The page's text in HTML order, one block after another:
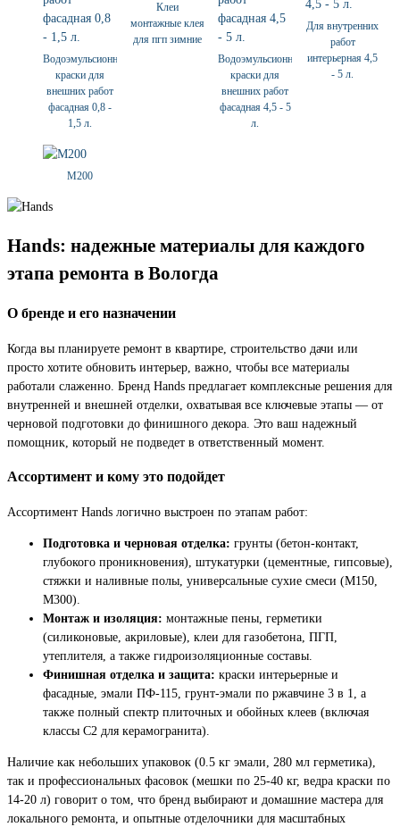
Водоэмульсионные
краски для
внешних работ
фасадная 0,8 -
1,5 л.
Клеи
монтажные клея
для пгп зимние
Водоэмульсионные
краски для
внешних работ
фасадная 4,5 - 5
л.
Для внутренних
работ
интерьерная 4,5
- 5 л.
М200
Hands: надежные материалы для каждого
этапа ремонта в Вологда
О бренде и его назначении
Когда вы планируете ремонт в квартире, строительство дачи или
просто хотите обновить интерьер, важно, чтобы все материалы
работали слаженно. Бренд Hands предлагает комплексные решения для
внутренней и внешней отделки, охватывая все ключевые этапы — от
черновой подготовки до финишного декора. Это ваш надежный
помощник, который не подведет в ответственный момент.
Ассортимент и кому это подойдет
Ассортимент Hands логично выстроен по этапам работ:
Подготовка и черновая отделка: грунты (бетон-контакт,
глубокого проникновения), штукатурки (цементные, гипсовые),
стяжки и наливные полы, универсальные сухие смеси (М150,
М300).
Монтаж и изоляция: монтажные пены, герметики
(силиконовые, акриловые), клеи для газобетона, ПГП,
утеплителя, а также гидроизоляционные составы.
Финишная отделка и защита: краски интерьерные и
фасадные, эмали ПФ-115, грунт-эмали по ржавчине 3 в 1, а
также полный спектр плиточных и обойных клеев (включая
классы С2 для керамогранита).
Наличие как небольших упаковок (0.5 кг эмали, 280 мл герметика),
так и профессиональных фасовок (мешки по 25-40 кг, ведра краски по
14-20 л) говорит о том, что бренд выбирают и домашние мастера для
локального ремонта, и опытные отделочники для масштабных